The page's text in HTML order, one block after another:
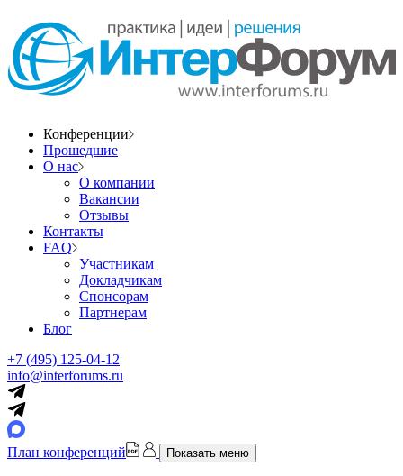
Конференции
Прошедшие
О нас
О компании
Вакансии
Отзывы
Контакты
FAQ
Участникам
Докладчикам
Спонсорам
Партнерам
Блог
+7 (495) 125-04-12
info@interforums.ru
План конференций Показать меню